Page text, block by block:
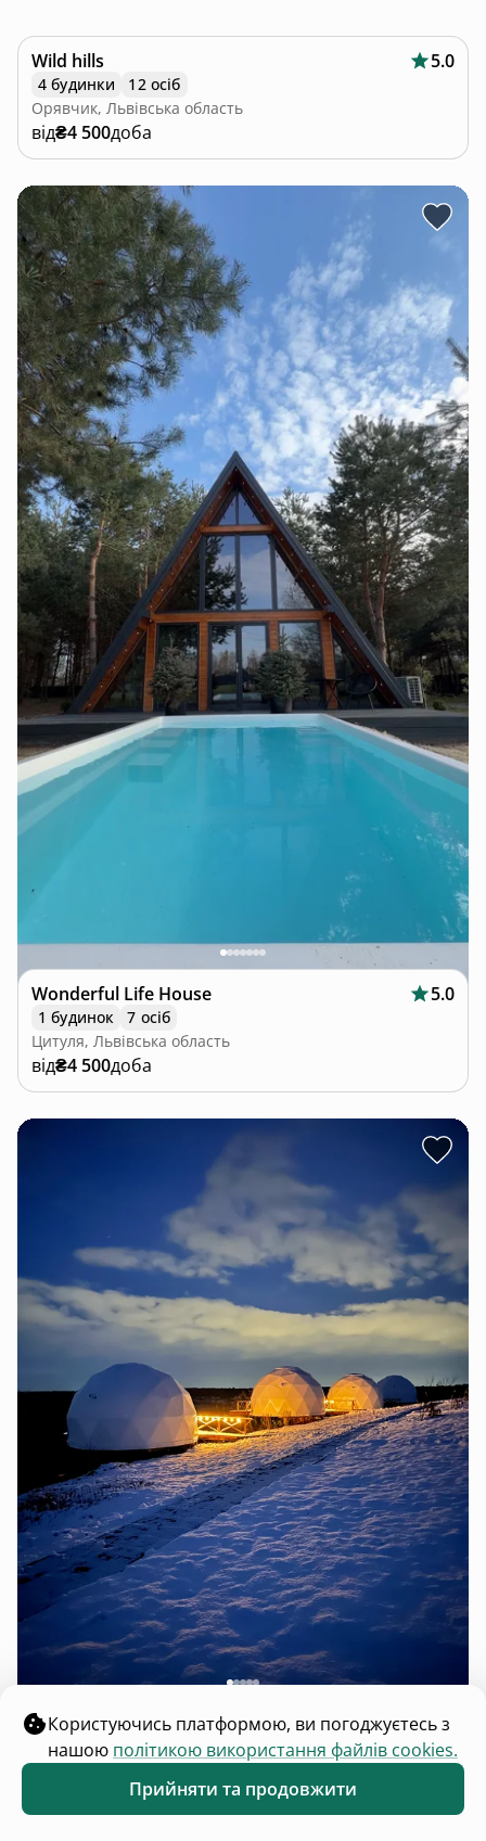
Wild hills 5.0
4 будинки
12 осіб
Орявчик, Львівська область
від₴4 500доба
Wonderful Life House 5.0
1 будинок
7 осіб
Цитуля, Львівська область
від₴4 500доба
CupolLand 5.0
3 будинки
6 осіб
доба
Користуючись платформою, ви погоджуєтесь з
нашою політикою використання файлів cookies.
Прийняти та продовжити
Каталог